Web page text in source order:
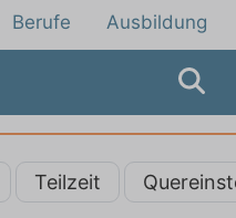
Berufe Ausbildung
Teilzeit